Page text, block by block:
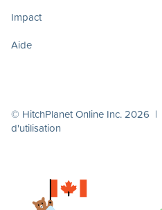
Impact
Aide
© HitchPlanet Online Inc. 2026 |
d'utilisation